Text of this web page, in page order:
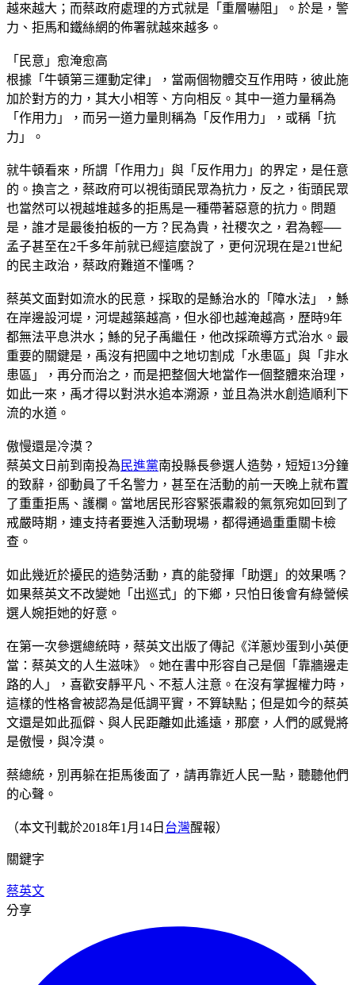
越來越大；而蔡政府處理的方式就是「重層嚇阻」。於是，警
力、拒馬和鐵絲網的佈署就越來越多。
「民意」愈淹愈高
根據「牛頓第三運動定律」，當兩個物體交互作用時，彼此施
加於對方的力，其大小相等、方向相反。其中一道力量稱為
「作用力」，而另一道力量則稱為「反作用力」，或稱「抗
力」。
就牛頓看來，所謂「作用力」與「反作用力」的界定，是任意
的。換言之，蔡政府可以視街頭民眾為抗力，反之，街頭民眾
也當然可以視越堆越多的拒馬是一種帶著惡意的抗力。問題
是，誰才是最後拍板的一方？民為貴，社稷次之，君為輕──
孟子甚至在2千多年前就已經這麼說了，更何況現在是21世紀
的民主政治，蔡政府難道不懂嗎？
蔡英文面對如流水的民意，採取的是鯀治水的「障水法」，鯀
在岸邊設河堤，河堤越築越高，但水卻也越淹越高，歷時9年
都無法平息洪水；鯀的兒子禹繼任，他改採疏導方式治水。最
重要的關鍵是，禹沒有把國中之地切割成「水患區」與「非水
患區」，再分而治之，而是把整個大地當作一個整體來治理，
如此一來，禹才得以對洪水追本溯源，並且為洪水創造順利下
流的水道。
傲慢還是冷漠？
蔡英文日前到南投為 民進黨南投縣長參選人造勢，短短13分鐘
的致辭，卻動員了千名警力，甚至在活動的前一天晚上就布置
了重重拒馬、護欄。當地居民形容緊張肅殺的氣氛宛如回到了
戒嚴時期，連支持者要進入活動現場，都得通過重重關卡檢
查。
如此幾近於擾民的造勢活動，真的能發揮「助選」的效果嗎？
如果蔡英文不改變她「出巡式」的下鄉，只怕日後會有綠營候
選人婉拒她的好意。
在第一次參選總統時，蔡英文出版了傳記《洋蔥炒蛋到小英便
當：蔡英文的人生滋味》。她在書中形容自己是個「靠牆邊走
路的人」，喜歡安靜平凡、不惹人注意。在沒有掌握權力時，
這樣的性格會被認為是低調平實，不算缺點；但是如今的蔡英
文還是如此孤僻、與人民距離如此遙遠，那麼，人們的感覺將
是傲慢，與冷漠。
蔡總統，別再躲在拒馬後面了，請再靠近人民一點，聽聽他們
的心聲。
（本文刊載於2018年1月14日 台灣醒報）
關鍵字
蔡英文
分享